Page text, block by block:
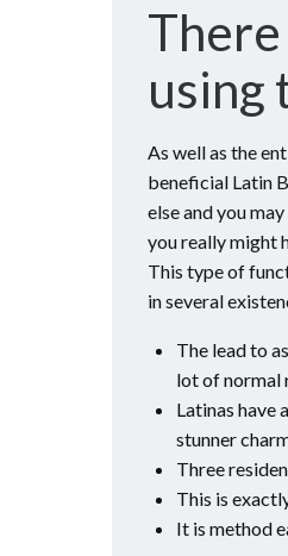
using
As well as the
beneficial Latin
else and you
you really might
This type of
in several
The lead to
lot of normal
Latinas have
stunner
Three
This is
It is method